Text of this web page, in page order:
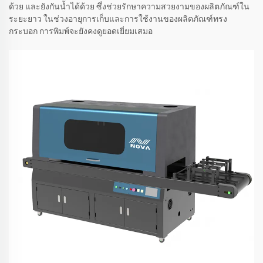
ด้วย และยังกันน้ำได้ด้วย ซึ่งช่วยรักษาความสวยงามของผลิตภัณฑ์ใน
ระยะยาว ในช่วงอายุการเก็บและการใช้งานของผลิตภัณฑ์ทรง
กระบอก การพิมพ์จะยังคงดูยอดเยี่ยมเสมอ